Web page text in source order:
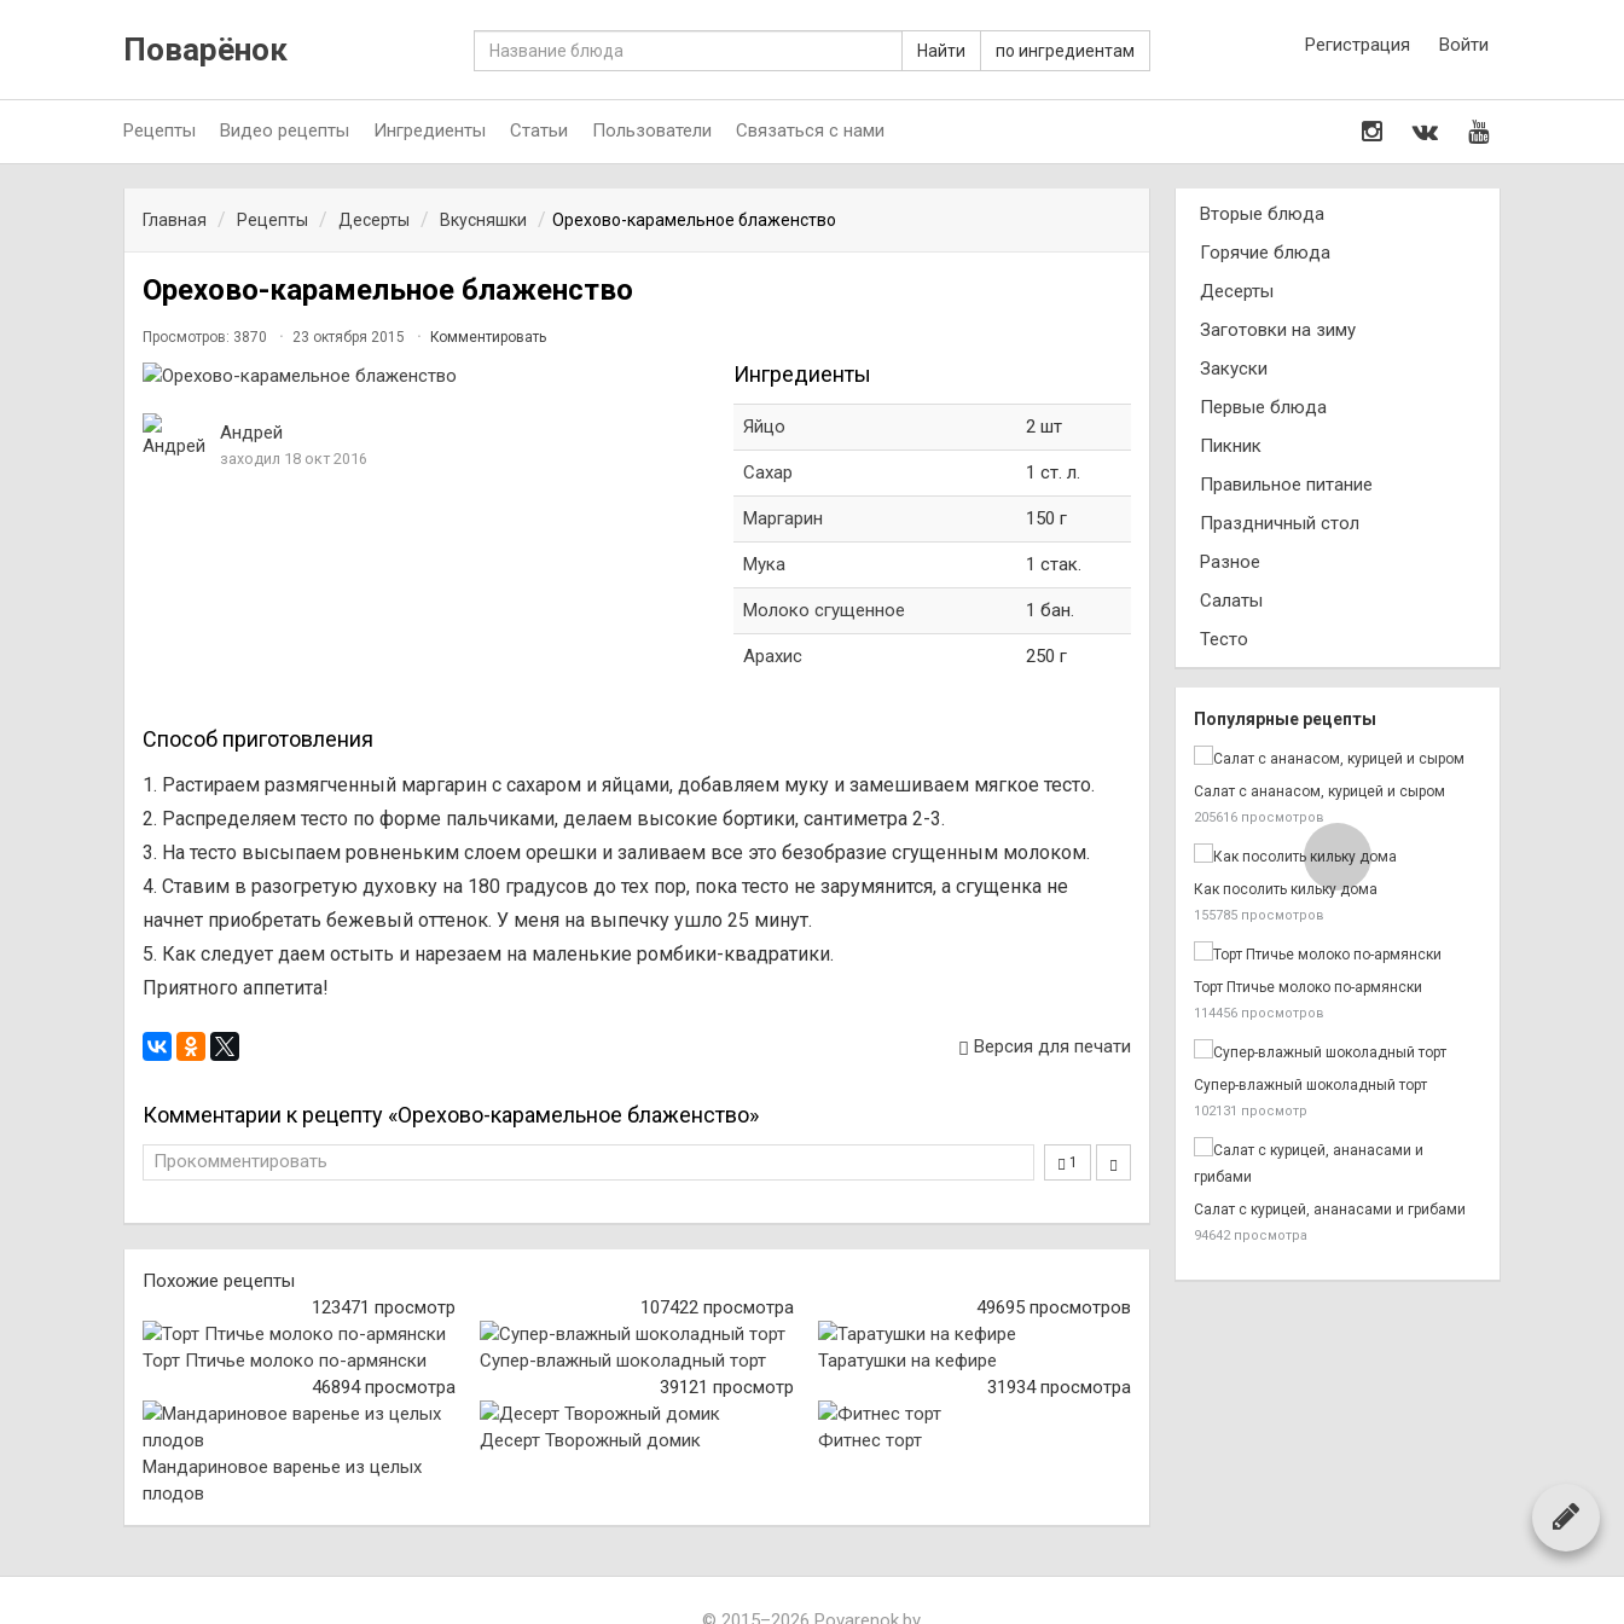
Поварёнок Найти по ингредиентам Регистрация Войти
Рецепты Видео рецепты Ингредиенты Статьи Пользователи Связаться с нами
Главная Рецепты Десерты Вкусняшки Орехово-карамельное блаженство
Орехово-карамельное блаженство
Просмотров: 3870 23 октября 2015 Комментировать
Андрей
заходил 18 окт 2016
Ингредиенты
Яйцо 2 шт
Сахар 1 ст. л.
Маргарин 150 г
Мука 1 стак.
Молоко сгущенное 1 бан.
Арахис 250 г
Способ приготовления
1. Растираем размягченный маргарин с сахаром и яйцами, добавляем муку и замешиваем мягкое тесто.
2. Распределяем тесто по форме пальчиками, делаем высокие бортики, сантиметра 2-3.
3. На тесто высыпаем ровненьким слоем орешки и заливаем все это безобразие сгущенным молоком.
4. Ставим в разогретую духовку на 180 градусов до тех пор, пока тесто не зарумянится, а сгущенка не
начнет приобретать бежевый оттенок. У меня на выпечку ушло 25 минут.
5. Как следует даем остыть и нарезаем на маленькие ромбики-квадратики.
Приятного аппетита!
Версия для печати
Комментарии к рецепту «Орехово-карамельное блаженство»
1
Прокомментировать
Похожие рецепты
123471 просмотр
Торт Птичье молоко по-армянски
107422 просмотра
Супер-влажный шоколадный торт
49695 просмотров
Таратушки на кефире
46894 просмотра
Мандариновое варенье из целых
плодов
39121 просмотр
Десерт Творожный домик
31934 просмотра
Фитнес торт
Вторые блюда
Горячие блюда
Десерты
Заготовки на зиму
Закуски
Первые блюда
Пикник
Правильное питание
Праздничный стол
Разное
Салаты
Тесто
Популярные рецепты
Салат с ананасом, курицей и сыром
205616 просмотров
Как посолить кильку дома
155785 просмотров
Торт Птичье молоко по-армянски
114456 просмотров
Супер-влажный шоколадный торт
102131 просмотр
Салат с курицей, ананасами и грибами
94642 просмотра